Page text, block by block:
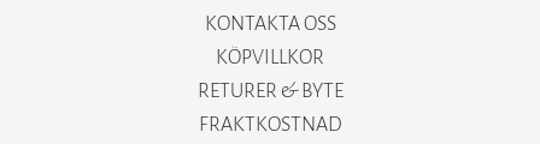
KONTAKTA OSS
KÖPVILLKOR
RETURER & BYTE
FRAKTKOSTNAD